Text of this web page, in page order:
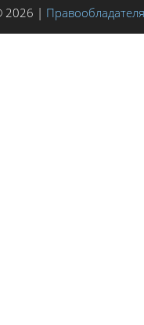
2026 |